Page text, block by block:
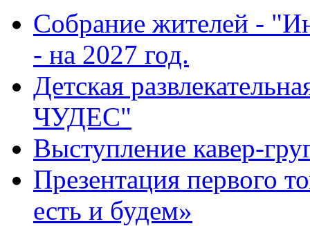
Собрание жителей -
- на 2027 год.
Детская
ЧУДЕС"
Выступление кавер-
Презентация первого
есть и будем»